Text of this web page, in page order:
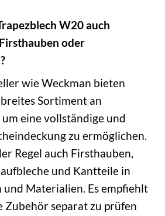
W20 auch
oder
wie Weckman bieten
Sortiment an
eine vollständige und
zu ermöglichen.
Regel auch Firsthauben,
und Kantteile in
und Materialien. Es empfiehlt
Zubehör separat zu prüfen